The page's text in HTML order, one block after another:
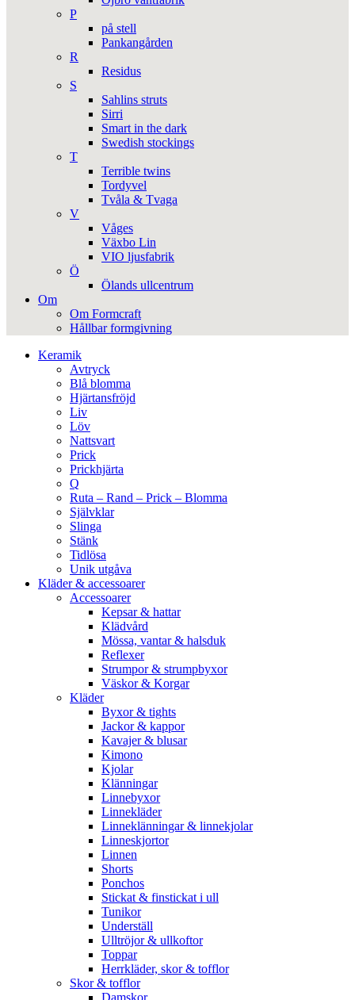
P
på stell
Pankangården
R
Residus
S
Sahlins struts
Sirri
Smart in the dark
Swedish stockings
T
Terrible twins
Tordyvel
Tvåla & Tvaga
V
Våges
Växbo Lin
VIO ljusfabrik
Ö
Ölands ullcentrum
Om
Om Formcraft
Hållbar formgivning
Keramik
Avtryck
Blå blomma
Hjärtansfröjd
Liv
Löv
Nattsvart
Prick
Prickhjärta
Q
Ruta – Rand – Prick – Blomma
Självklar
Slinga
Stänk
Tidlösa
Unik utgåva
Kläder & accessoarer
Accessoarer
Kepsar & hattar
Klädvård
Mössa, vantar & halsduk
Reflexer
Strumpor & strumpbyxor
Väskor & Korgar
Kläder
Byxor & tights
Jackor & kappor
Kavajer & blusar
Kimono
Kjolar
Klänningar
Linnebyxor
Linnekläder
Linneklänningar & linnekjolar
Linneskjortor
Linnen
Shorts
Ponchos
Stickat & finstickat i ull
Tunikor
Underställ
Ulltröjor & ullkoftor
Toppar
Herrkläder, skor & tofflor
Skor & tofflor
Damskor